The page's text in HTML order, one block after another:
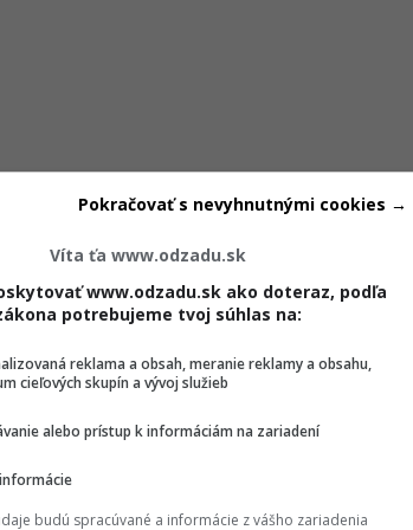
rozvádzajú
aký sa jej mohol stať, a aj keď to veľmi
si myslela, že spolu zostanú do konca
Víta ťa www.odzadu.sk
www.odzadu.sk ako doteraz, podľa
potrebujeme tvoj súhlas na:
reklama a obsah, meranie reklamy a obsahu,
cieľových skupín a vývoj služieb
alebo prístup k informáciám na zariadení
budú spracúvané a informácie z vášho zariadenia
Pokračovať s nevyhnutnými cookies →